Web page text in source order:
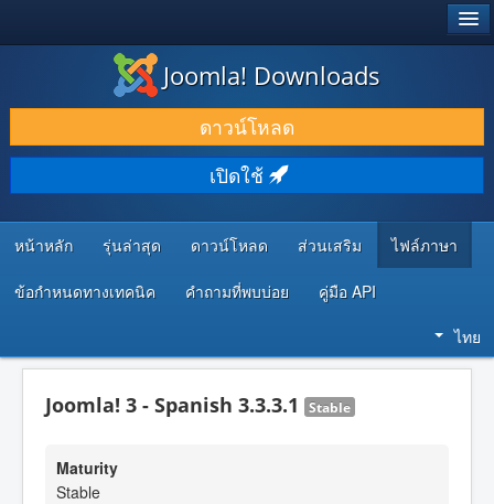
ดาวน์โหลด & ส่วนเสริม
ค้นคว้า & เรียนรู้
ชุมชน & สนับสนุน
ทรัพยากรสำหรับนักพัฒนา
Joomla! Downloads
ดาวน์โหลด
เปิดใช้
หน้าหลัก รุ่นล่าสุด ดาวน์โหลด ส่วนเสริม ไฟล์ภาษา
ข้อกำหนดทางเทคนิค คำถามที่พบบ่อย คู่มือ API
ไทย
Joomla! 3 - Spanish 3.3.3.1 Stable
Maturity
Stable